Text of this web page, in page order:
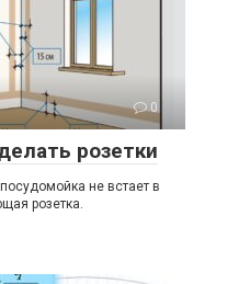
0
розетки
не встает в
розетка.